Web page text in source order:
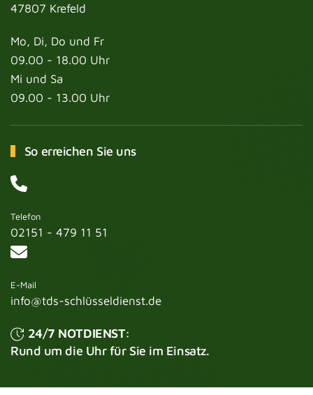
47807 Krefeld
Mo, Di, Do und Fr
09.00 - 18.00 Uhr
Mi und Sa
09.00 - 13.00 Uhr
So erreichen Sie uns
Telefon
02151 - 479 11 51
E-Mail
info@tds-schlüsseldienst.de
24/7 NOTDIENST:
Rund um die Uhr für Sie im Einsatz.